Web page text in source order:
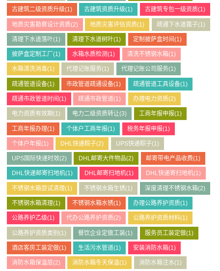
古建筑二级资质升级(1) 古建筑资质升级(1) 古建筑专包一级资质(1)
地质灾害勘察设计资质(2) 地质灾害评估资质(1) 疏通下水道篦子(1)
清理下水道落叶(1) 清理下水道树叶(1) 定制披萨盒时间(1)
披萨盒定制工厂 (1) 水箱水质检测(1) 清洗不锈钢水箱(1)
水箱清洗消毒(1) 代理记账服务(1) 代理记账公司服务(1)
疏通管道设备(1) 市政管道疏通设备(1) 疏通管道工具设备(1)
疏通市政管道时间 (1) 疏通市政管道(1) 办理电力资质(2)
电力资质有效期 (1) 电力二级资质转让(3) 工商年报申报(1)
工商年报办理(1) 个体户工商年报(1) 税务年报申报(1)
个体户年报(1) DHL快递粽子(2) UPS快递粽子(1)
UPS国际快递时效(2) DHL邮寄大件物品(2) 邮寄带电产品收费(1)
DHL快递邮寄扫地机(1) DHL邮寄扫地机(1) DHL快递寄扫地机(1)
不锈钢水箱尝试清理(1) 不锈钢水箱生锈(1) 深度清理不锈钢水箱(2)
不锈钢水箱清理(1) 不锈钢水箱水锈(1) 办理公路养护资质(1)
公路养护乙级(1) 代办公路养护资质(2) 公路养护资质材料(1)
公路养护资质类别 (1) 餐饮企业定做工装(1) 服务员工装定做(1)
酒店客房工装定做(1) 生活污水管道(1) 安装消防水箱(1)
消防水箱保温层(2) 消防水箱冬天保温(1) 消防水箱注水(1)